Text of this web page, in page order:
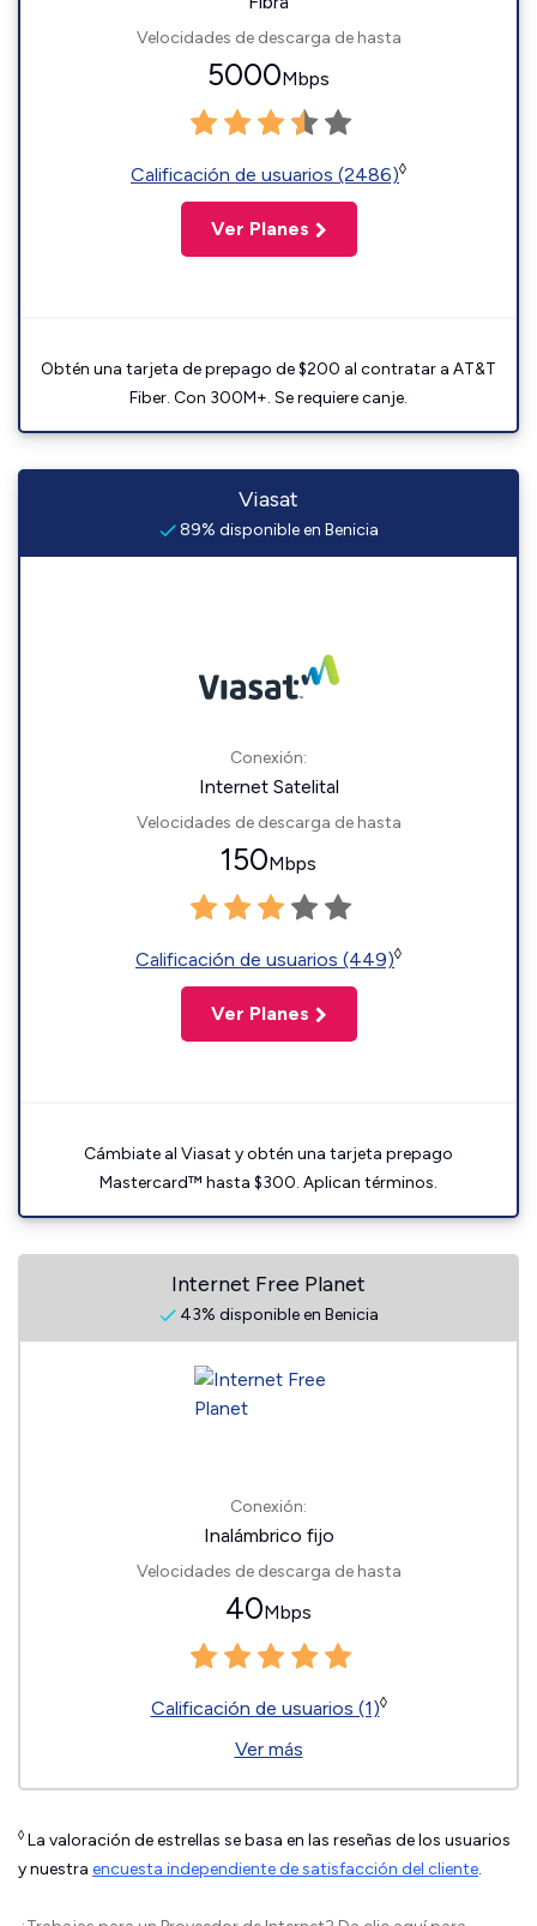
Velocidades de descarga de hasta
5000Mbps
Calificación de usuarios (2486)◊
Ver Planes
Obtén una tarjeta de prepago de $200 al contratar a AT&T
Fiber. Con 300M+. Se requiere canje.
Viasat
89% disponible en Benicia
Conexión:
Internet Satelital
Velocidades de descarga de hasta
150Mbps
Calificación de usuarios (449)◊
Ver Planes
Cámbiate al Viasat y obtén una tarjeta prepago
Mastercard™ hasta $300. Aplican términos.
Internet Free Planet
43% disponible en Benicia
Conexión:
Inalámbrico fijo
Velocidades de descarga de hasta
40Mbps
Calificación de usuarios (1)◊
Ver más
◊ La valoración de estrellas se basa en las reseñas de los usuarios
y nuestra encuesta independiente de satisfacción del cliente.